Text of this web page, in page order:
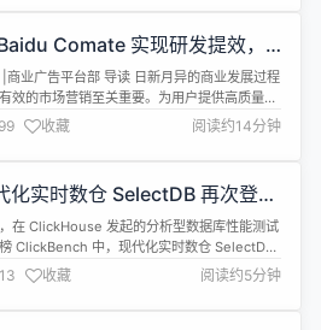
应用。 Semi Design v2.59.1 现已发布，此
传入 d...Comate 实现研发提效，
营销服务团队打造“轻舸”加速营
能化
商业广告平台部 导读 日新月异的商业发展过程
效的市场营销至关重要。为用户提供高质量的
服务、提升广告效率和精准度，是各营销平台的
大事”，也对平台底层的研发工作提出了更多挑
何快速实现产品迭代以持续满足用户需求？研
全文4527字，预计阅读时间12分钟。 百度营
团队为百度整体营...
收藏 阅读约14分钟
化实时数仓 SelectDB 再次登顶
全球数据库分析性能排
在 ClickHouse 发起的分析型数据库性能测试
ClickBench 中，现代化实时数仓 SelectDB
隔两年后再次完成登顶，在全部近百款数据库和
种机型中，性能位居总榜第一！ ClickBench 是
为权威的数据库分析性能评测之一，有关
收藏 阅读约5分钟